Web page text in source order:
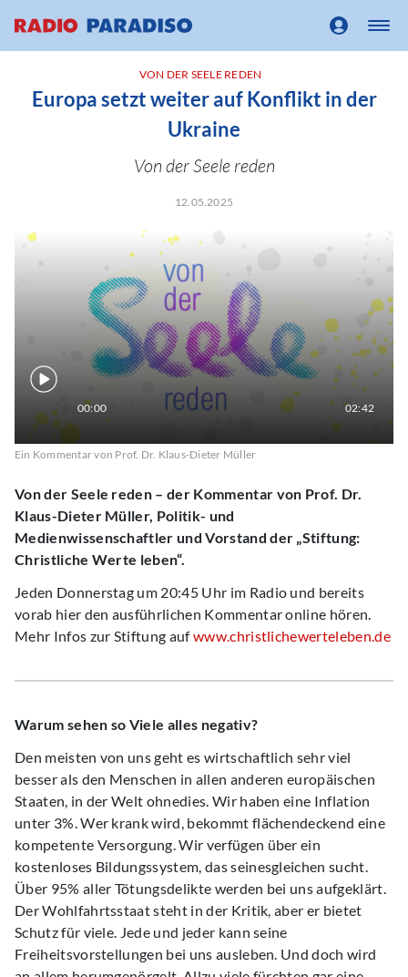
00:00 02:42
Ein Kommentar von Prof. Dr. Klaus-Dieter Müller
VON DER SEELE REDEN
Europa setzt weiter auf Konflikt in der
Ukraine
Von der Seele reden
12.05.2025
Von der Seele reden – der Kommentar von Prof. Dr.
Klaus-Dieter Müller, Politik- und
Medienwissenschaftler und Vorstand der „Stiftung:
Christliche Werte leben“.
Jeden Donnerstag um 20:45 Uhr im Radio und bereits
vorab hier den ausführlichen Kommentar online hören.
Mehr Infos zur Stiftung aufwww.christlichewerteleben.de
Warum sehen so Viele alles negativ?
Den meisten von uns geht es wirtschaftlich sehr viel
besser als den Menschen in allen anderen europäischen
Staaten, in der Welt ohnedies. Wir haben eine Inflation
unter 3%. Wer krank wird, bekommt flächendeckend eine
kompetente Versorgung. Wir verfügen über ein
kostenloses Bildungssystem, das seinesgleichen sucht.
Über 95% aller Tötungsdelikte werden bei uns aufgeklärt.
Der Wohlfahrtsstaat steht in der Kritik, aber er bietet
Schutz für viele. Jede und jeder kann seine
Freiheitsvorstellungen bei uns ausleben. Und doch wird